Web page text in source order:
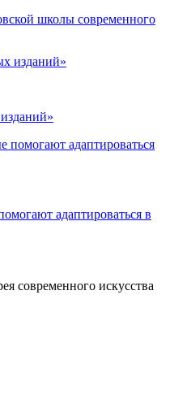
школы современного
адаптироваться в
современного искусства